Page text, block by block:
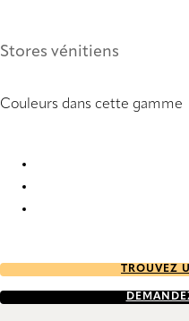
Stores vénitiens
Couleurs dans cette gamme
TROUVEZ